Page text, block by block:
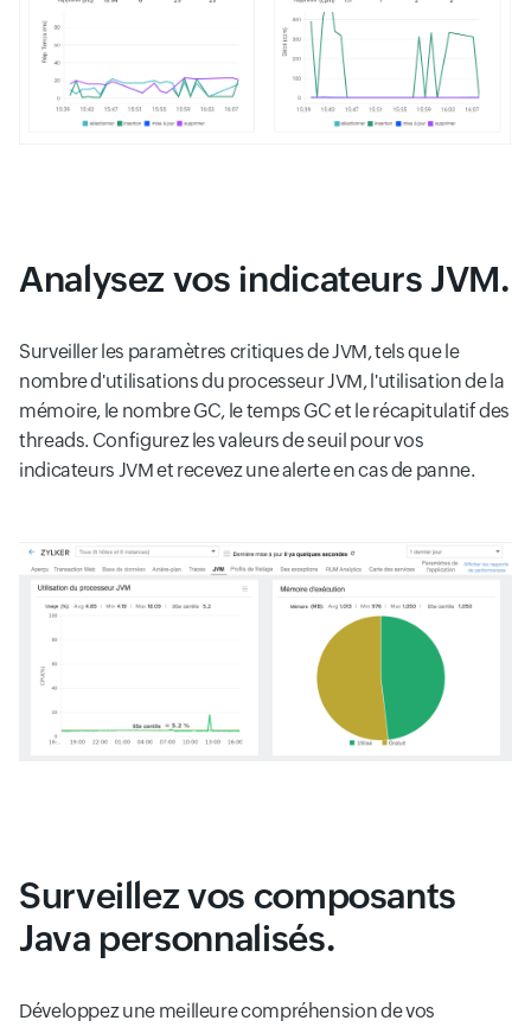
Analysez vos indicateurs JVM.
Surveiller les paramètres critiques de JVM, tels que le
nombre d'utilisations du processeur JVM, l'utilisation de la
mémoire, le nombre GC, le temps GC et le récapitulatif des
threads. Configurez les valeurs de seuil pour vos
indicateurs JVM et recevez une alerte en cas de panne.
Surveillez vos composants
Java personnalisés.
Développez une meilleure compréhension de vos